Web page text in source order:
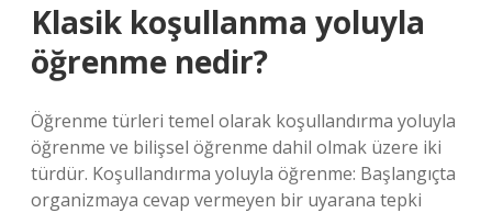
Klasik koşullanma yoluyla
öğrenme nedir?
Öğrenme türleri temel olarak koşullandırma yoluyla
öğrenme ve bilişsel öğrenme dahil olmak üzere iki
türdür. Koşullandırma yoluyla öğrenme: Başlangıçta
organizmaya cevap vermeyen bir uyarana tepki